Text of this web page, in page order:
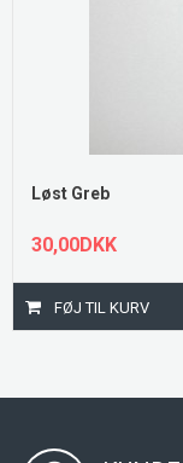
Løst Greb
30,00DKK